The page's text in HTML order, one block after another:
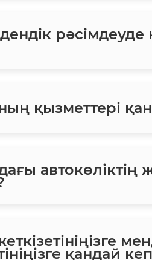
қызметтері
автокөліктің
қандай